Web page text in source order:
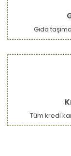
Gıda
Tüm kredi